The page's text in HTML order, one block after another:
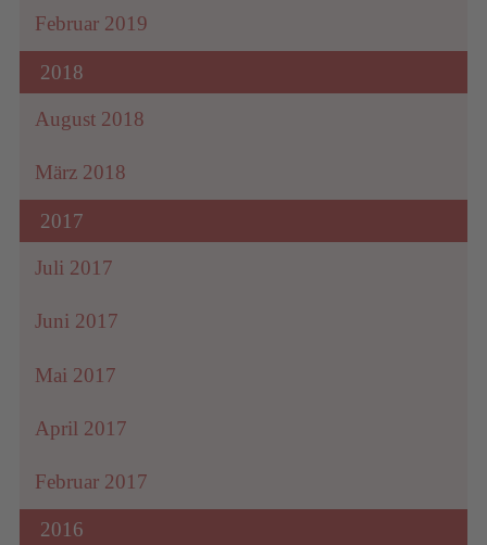
Februar 2019
2018
August 2018
März 2018
2017
Juli 2017
Juni 2017
Mai 2017
April 2017
Februar 2017
2016